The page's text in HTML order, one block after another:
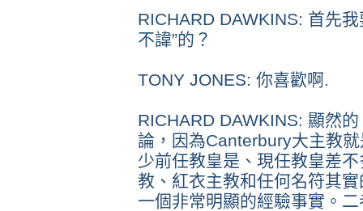
RICHARD DAWKINS: 首先
不諱”的？
TONY JONES: 你喜歡啊.
RICHARD DAWKINS: 顯然
論，因為Canterbury大主教
少前任教皇是、現任教皇差
教、紅衣主教和任何名符其
一個非常明顯的經驗事實。